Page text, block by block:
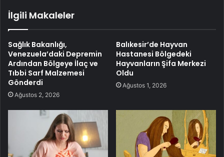
İlgili Makaleler
Sağlık Bakanlığı,
Venezuela’daki Depremin
Ardından Bölgeye İlaç ve
Tıbbi Sarf Malzemesi
Gönderdi
Ağustos 2, 2026
Balıkesir’de Hayvan
Hastanesi Bölgedeki
Hayvanların Şifa Merkezi
Oldu
Ağustos 1, 2026